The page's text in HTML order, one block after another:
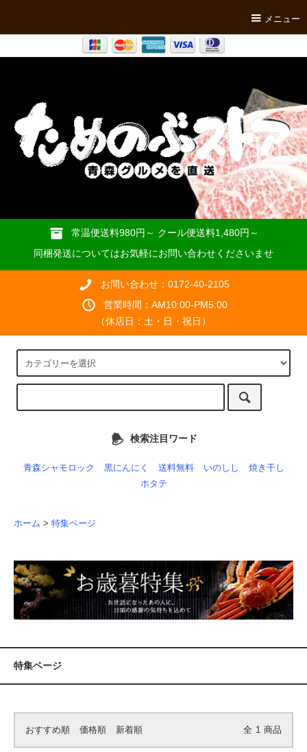
メニュー
常温便送料980円～ クール便送料1,480円～
同梱発送についてはお気軽にお問い合わせくださいませ
お問い合わせ：0172-40-2105
営業時間：AM10:00-PM5:00
（休店日：土・日・祝日）
検索注目ワード
青森シャモロック 黒にんにく 送料無料 いのしし
焼き干し
ホタテ
ホーム > 特集ページ
特集ページ
おすすめ順 価格順 新着順 全 1 商品